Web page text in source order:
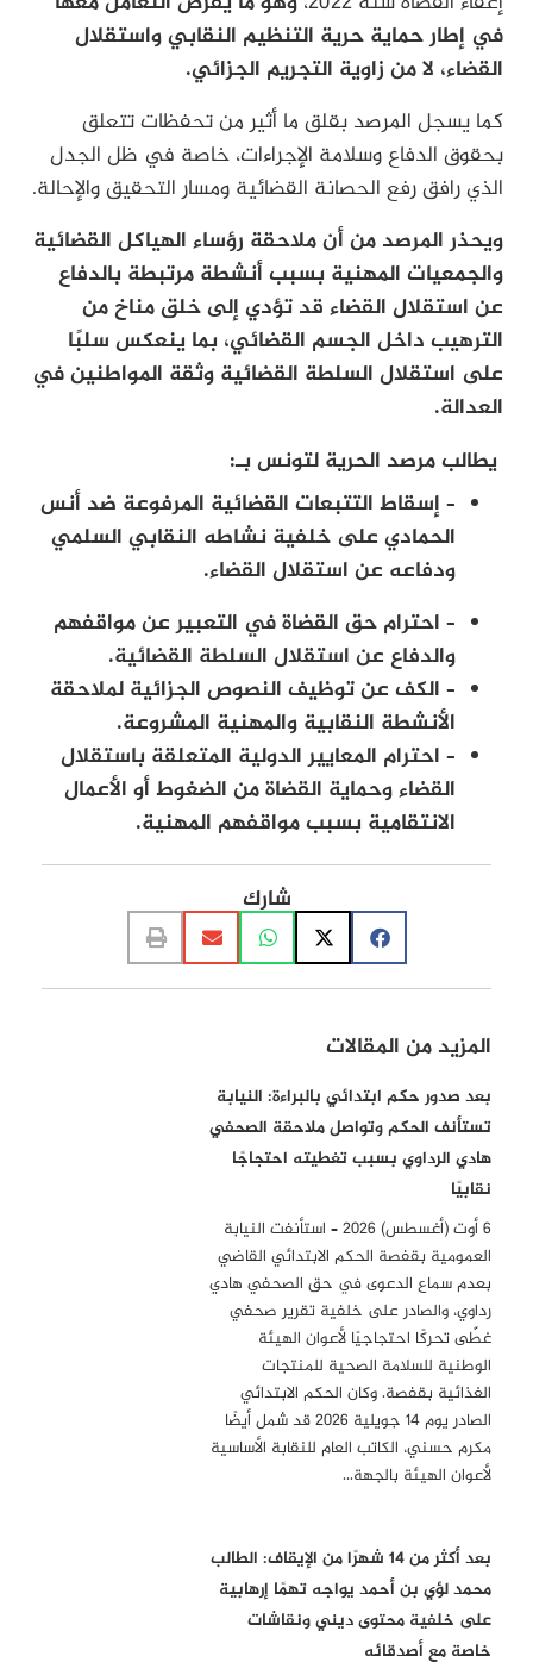
في إطار حماية حرية التنظيم النقابي واستقلال
القضاء، لا من زاوية التجريم الجزائي.
كما يسجل المرصد بقلق ما أثير من تحفظات تتعلق
بحقوق الدفاع وسلامة الإجراءات، خاصة في ظل الجدل
الذي رافق رفع الحصانة القضائية ومسار التحقيق والإحالة.
ويحذر المرصد من أن ملاحقة رؤساء الهياكل القضائية
والجمعيات المهنية بسبب أنشطة مرتبطة بالدفاع
عن استقلال القضاء قد تؤدي إلى خلق مناخ من
الترهيب داخل الجسم القضائي، بما ينعكس سلبًا
على استقلال السلطة القضائية وثقة المواطنين في
العدالة.
يطالب مرصد الحرية لتونس بـ:
– إسقاط التتبعات القضائية المرفوعة ضد أنس
الحمادي على خلفية نشاطه النقابي السلمي
ودفاعه عن استقلال القضاء.
– احترام حق القضاة في التعبير عن مواقفهم
والدفاع عن استقلال السلطة القضائية.
– الكف عن توظيف النصوص الجزائية لملاحقة
الأنشطة النقابية والمهنية المشروعة.
– احترام المعايير الدولية المتعلقة باستقلال
القضاء وحماية القضاة من الضغوط أو الأعمال
الانتقامية بسبب مواقفهم المهنية.
شارك
المزيد من المقالات
بعد صدور حكم ابتدائي بالبراءة: النيابة
تستأنف الحكم وتواصل ملاحقة الصحفي
هادي الرداوي بسبب تغطيته احتجاجًا
نقابيًا
6 أوت (أغسطس) 2026 – استأنفت النيابة
العمومية بقفصة الحكم الابتدائي القاضي
بعدم سماع الدعوى في حق الصحفي هادي
رداوي، والصادر على خلفية تقرير صحفي
غطّى تحركًا احتجاجيًا لأعوان الهيئة
الوطنية للسلامة الصحية للمنتجات
الغذائية بقفصة. وكان الحكم الابتدائي
الصادر يوم 14 جويلية 2026 قد شمل أيضًا
مكرم حسني، الكاتب العام للنقابة الأساسية
لأعوان الهيئة بالجهة…
بعد أكثر من 14 شهرًا من الإيقاف: الطالب
محمد لؤي بن أحمد يواجه تهمًا إرهابية
على خلفية محتوى ديني ونقاشات
خاصة مع أصدقائه